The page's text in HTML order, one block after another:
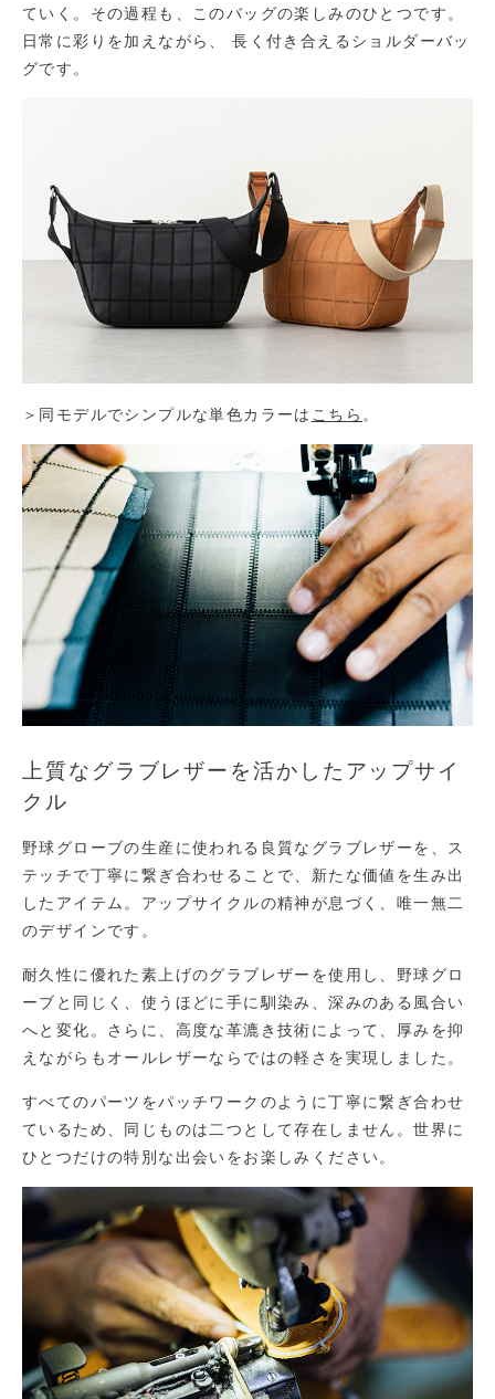
ていく。その過程も、このバッグの楽しみのひとつです。
日常に彩りを加えながら、 長く付き合えるショルダーバッ
グです。
＞同モデルでシンプルな単色カラーは こちら 。
上質なグラブレザーを活かしたアップサイ
クル
野球グローブの生産に使われる良質なグラブレザーを、ス
テッチで丁寧に繋ぎ合わせることで、新たな価値を生み出
したアイテム。アップサイクルの精神が息づく、唯一無二
のデザインです。
耐久性に優れた素上げのグラブレザーを使用し、野球グロ
ーブと同じく、使うほどに手に馴染み、深みのある風合い
へと変化。さらに、高度な革漉き技術によって、厚みを抑
えながらもオールレザーならではの軽さを実現しました。
すべてのパーツをパッチワークのように丁寧に繋ぎ合わせ
ているため、同じものは二つとして存在しません。世界に
ひとつだけの特別な出会いをお楽しみください。